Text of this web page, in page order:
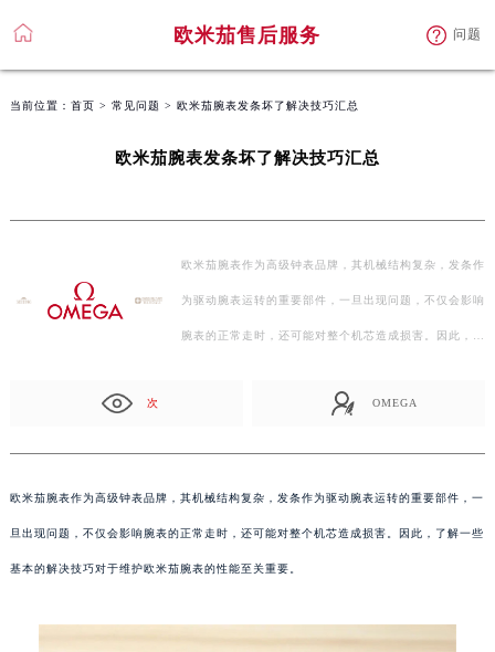
欧米茄售后服务 问题
当前位置： 首页 > 常见问题 > 欧米茄腕表发条坏了解决技巧汇总
欧米茄腕表发条坏了解决技巧汇总
欧米茄腕表作为高级钟表品牌，其机械结构复杂，发条作
为驱动腕表运转的重要部件，一旦出现问题，不仅会影响
腕表的正常走时，还可能对整个机芯造成损害。因此，了
次 OMEGA
欧米茄腕表作为高级钟表品牌，其机械结构复杂，发条作为驱动腕表运转的重要部件，一
旦出现问题，不仅会影响腕表的正常走时，还可能对整个机芯造成损害。因此，了解一些
基本的解决技巧对于维护欧米茄腕表的性能至关重要。